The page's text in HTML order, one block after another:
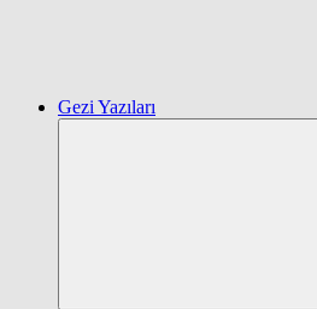
Gezi Yazıları